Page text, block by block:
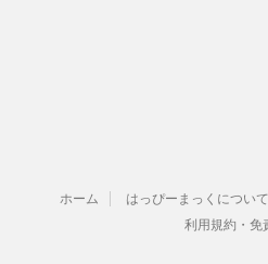
ホーム はっぴーまっくについて
利用規約・免